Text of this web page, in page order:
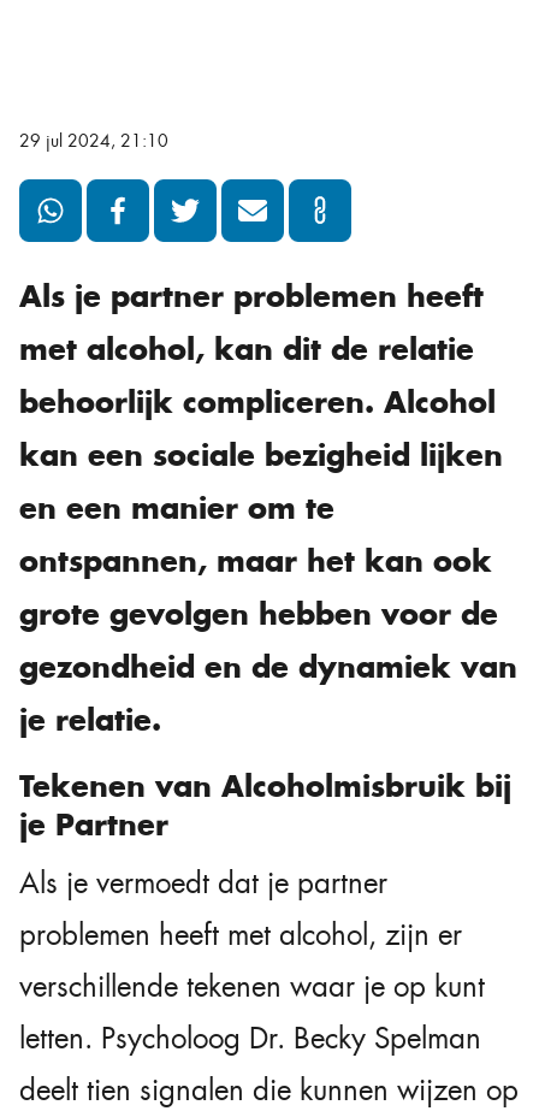
29 jul 2024, 21:10
Als je partner problemen heeft
met alcohol, kan dit de relatie
behoorlijk compliceren. Alcohol
kan een sociale bezigheid lijken
en een manier om te
ontspannen, maar het kan ook
grote gevolgen hebben voor de
gezondheid en de dynamiek van
je relatie.
Tekenen van Alcoholmisbruik bij
je Partner
Als je vermoedt dat je partner
problemen heeft met alcohol, zijn er
verschillende tekenen waar je op kunt
letten. Psycholoog Dr. Becky Spelman
deelt tien signalen die kunnen wijzen op